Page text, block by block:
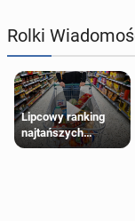
Rolki
Lipcowy ranking
najtańszych
supermarketów